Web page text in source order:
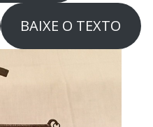
BAIXE O TEXTO